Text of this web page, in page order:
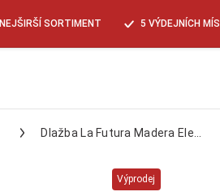
NEJŠIRŠÍ SORTIMENT 5 VÝDEJNÍCH
Hledat
Dlažba La Futura Madera Ele...
Výprodej